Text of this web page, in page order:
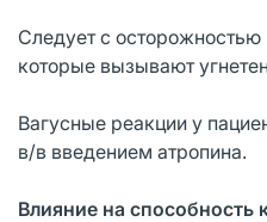
Следует с осторожностью
которые вызывают
Вагусные реакции у
в/в введением атропина.
Влияние на способность